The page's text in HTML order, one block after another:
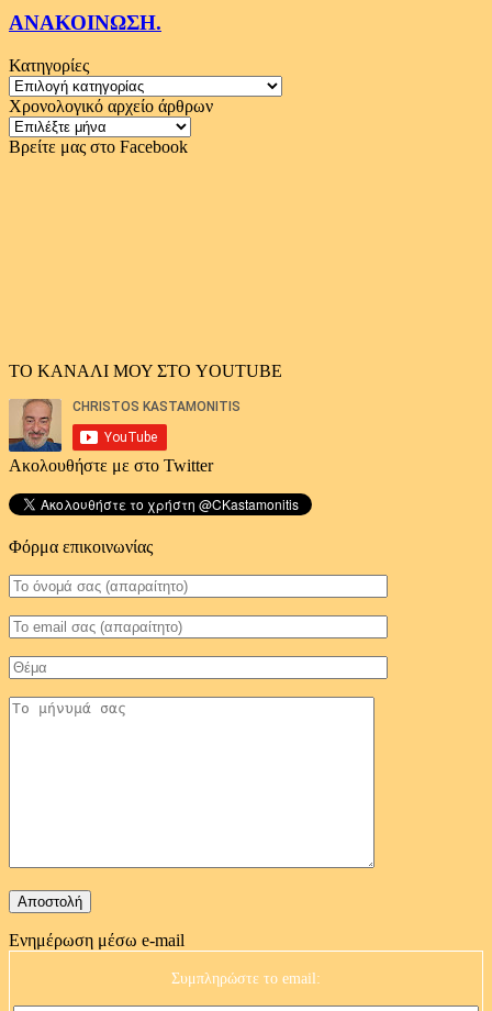
ΑΝΑΚΟΙΝΩΣΗ.
Κατηγορίες
Κατηγορίες
Χρονολογικό αρχείο άρθρων
Χρονολογικό
αρχείο
Βρείτε μας στο Facebook
ΤΟ ΚΑΝΑΛΙ ΜΟΥ ΣΤΟ YOUTUBE
Ακολουθήστε με στο Twitter
Φόρμα επικοινωνίας
Ενημέρωση μέσω e-mail
Συμπληρώστε το email: